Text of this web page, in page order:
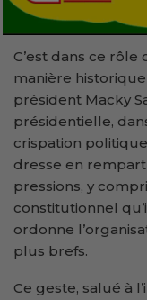
C’est dans ce rôle
manière
président Macky
présidentielle,
crispation
dresse en
pressions, y
constitutionnel
ordonne
plus brefs.
Ce geste, salué à